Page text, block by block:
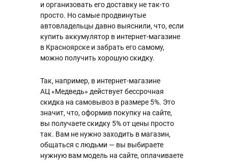
и организовать его доставку не так-то
просто. Но самые продвинутые
автовладельцы давно выяснили, что, если
купить аккумулятор в интернет-магазине
в Красноярске и забрать его самому,
можно получить хорошую скидку.
Так, например, в интернет-магазине
АЦ «Медведь» действует бессрочная
скидка на самовывоз в размере 5%. Это
значит, что, оформив покупку на сайте,
вы получаете скидку 5% от цены просто
так. Вам не нужно заходить в магазин,
общаться с людьми — вы выбираете
нужную вам модель на сайте, оплачиваете